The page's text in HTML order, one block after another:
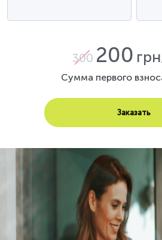
300 200
Сумма первого